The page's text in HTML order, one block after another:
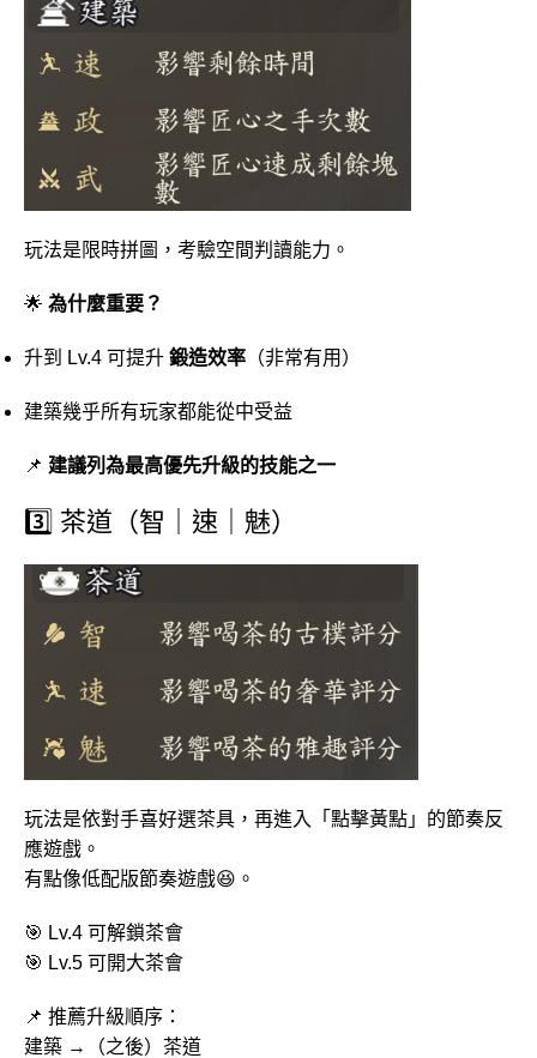
玩法是限時拼圖，考驗空間判讀能力。
🌟 為什麼重要？
升到 Lv.4 可提升 鍛造效率 （非常有用）
建築幾乎所有玩家都能從中受益
📌 建議列為最高優先升級的技能之一
3️⃣ 茶道（智｜速｜魅）
玩法是依對手喜好選茶具，再進入「點擊黃點」的節奏反
應遊戲。
有點像低配版節奏遊戲😆。
🎯 Lv.4 可解鎖茶會
🎯 Lv.5 可開大茶會
📌 推薦升級順序：
建築 →（之後）茶道